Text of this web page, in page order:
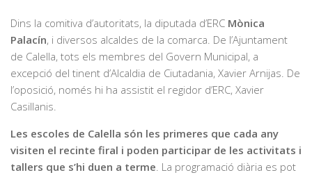
Dins la comitiva d’autoritats, la diputada d’ERC Mònica
Palacín, i diversos alcaldes de la comarca. De l’Ajuntament
de Calella, tots els membres del Govern Municipal, a
excepció del tinent d’Alcaldia de Ciutadania, Xavier Arnijas. De
l’oposició, només hi ha assistit el regidor d’ERC, Xavier
Casillanis.
Les escoles de Calella són les primeres que cada any
visiten el recinte firal i poden participar de les activitats i
tallers que s’hi duen a terme . La programació diària es pot